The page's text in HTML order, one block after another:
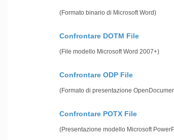
(Formato binario di Microsoft Word)
Confrontare DOTM File
(File modello Microsoft Word 2007+)
Confrontare ODP File
(Formato di presentazione
Confrontare POTX File
(Presentazione modello Microsoft